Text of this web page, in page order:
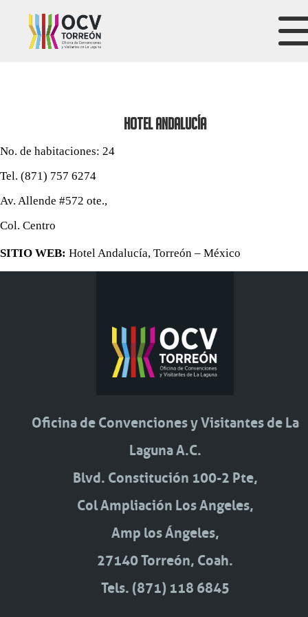
HOTEL ANDALUCÍA
No. de habitaciones: 24
Tel. (871) 757 6274
Av. Allende #572 ote.,
Col. Centro
SITIO WEB: Hotel Andalucía, Torreón – México
Oficina de Convenciones y Visitantes de La
Laguna A.C.
Blvd. Constitución 100-2 Pte,
Col Ampliación Los Angeles,
Amp los Ángeles,
27140 Torreón, Coah.
Tels. (871) 118 6845